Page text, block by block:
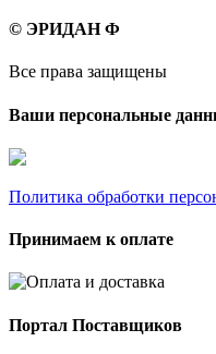
© ЭРИДАН Ф
Все права защищены
Ваши персональные
Политика обработки
Принимаем к оплате
Портал Поставщиков